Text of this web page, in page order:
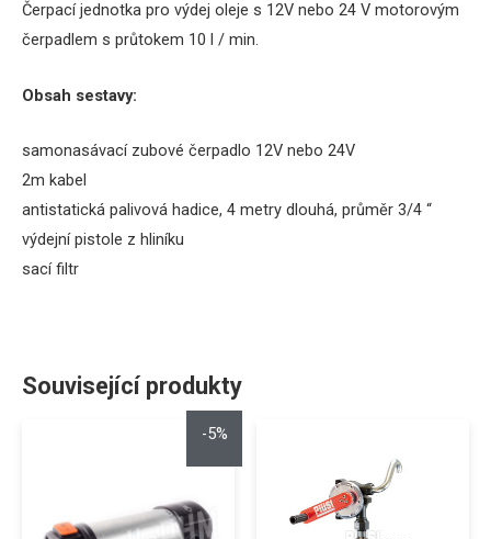
Čerpací jednotka pro výdej oleje s 12V nebo 24 V motorovým
čerpadlem s průtokem 10 l / min.
Obsah sestavy:
samonasávací zubové čerpadlo 12V nebo 24V
2m kabel
antistatická palivová hadice, 4 metry dlouhá, průměr 3/4 “
výdejní pistole z hliníku
sací filtr
Související produkty
-5%